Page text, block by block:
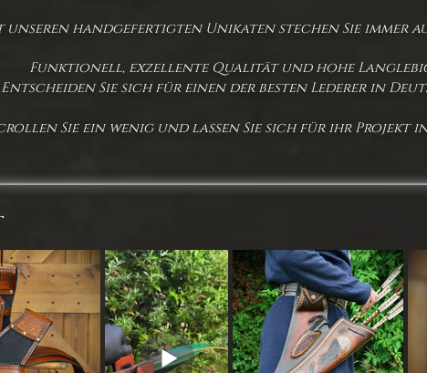
unseren handgefertigten Unikaten stechen Sie immer
Funktionell, exzellente Qualität und hohe
Entscheiden Sie sich für einen der besten Lederer in
Sie ein wenig und lassen Sie sich für ihr Projekt